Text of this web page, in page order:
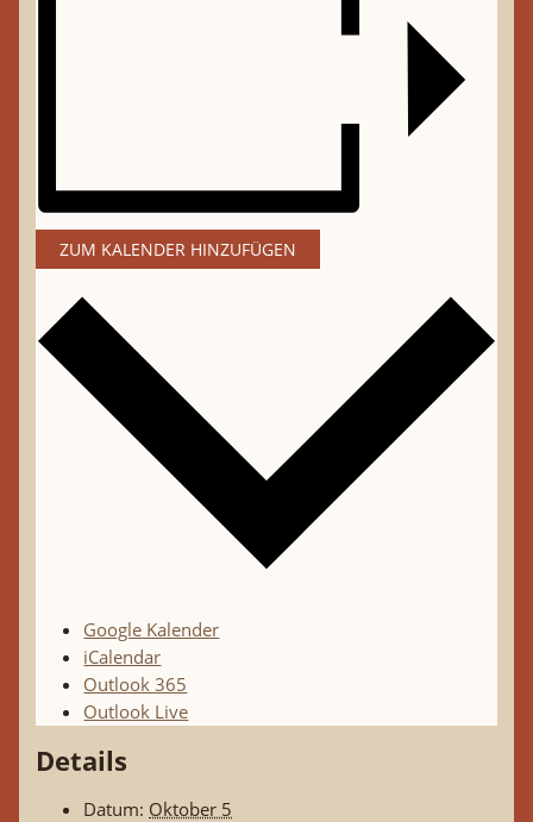
ZUM KALENDER HINZUFÜGEN
Google Kalender
iCalendar
Outlook 365
Outlook Live
Details
Datum: Oktober 5